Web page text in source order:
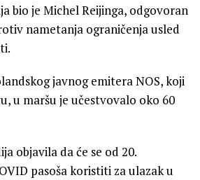
bio je Michel Reijinga, odgovoran
nametanja ograničenja usled
javnog emitera NOS, koji
u maršu je učestvovalo oko 60
objavila da će se od 20.
pasoša koristiti za ulazak u